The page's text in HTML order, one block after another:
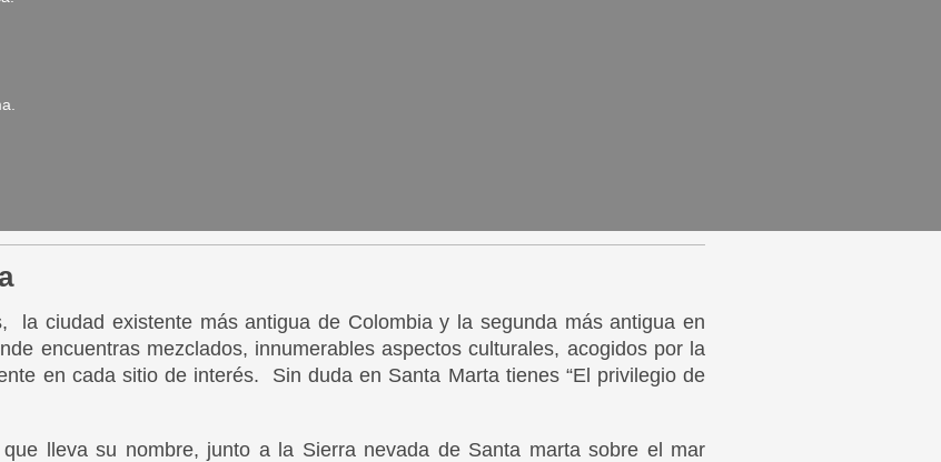
la ciudad existente más antigua de Colombia y la segunda más antigua en
encuentras mezclados, innumerables aspectos culturales, acogidos por la
en cada sitio de interés. Sin duda en Santa Marta tienes “El privilegio de
lleva su nombre, junto a la Sierra nevada de Santa marta sobre el mar